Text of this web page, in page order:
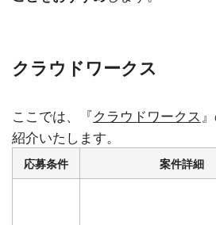
クラウドワークス
ここでは、『クラウドワークス
紹介いたします。
応募条件 案件詳細